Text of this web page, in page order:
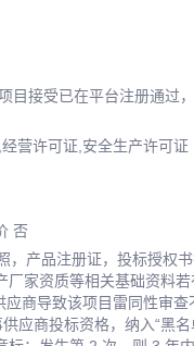
目接受已在平台注册通过
营许可证,安全生产许可证
否
，产品注册证，投标授权
厂家资质等相关基础资料
应商导致该项目雷同性审查
应商投标资格，纳入“黑